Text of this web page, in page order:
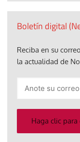
Boletín digital
Reciba en su
la actualidad de
electrónico
Haga clic para